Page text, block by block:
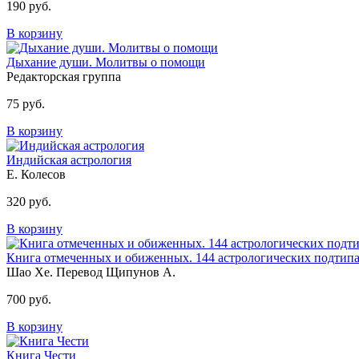
190 руб.
В корзину
Дыхание души. Молитвы о помощи
Редакторская группа
75 руб.
В корзину
Индийская астрология
Е. Колесов
320 руб.
В корзину
Книга отмеченных и обиженных. 144 астрологических подтипа
Шао Хе. Перевод Щипунов А.
700 руб.
В корзину
Книга Чести